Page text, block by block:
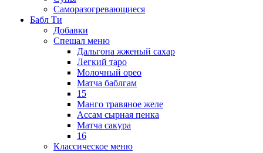
Саморазогревающиеся
Бабл Ти
Добавки
Спешал меню
Дальгона жженый сахар
Легкий таро
Молочный орео
Матча баблгам
15
Манго травяное желе
Ассам сырная пенка
Матча сакура
16
Классическое меню